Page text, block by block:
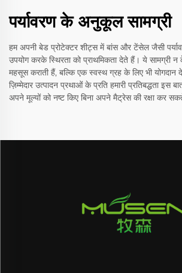
पर्यावरण के अनुकूल सामग्री
हम अपनी बेड प्रोटेक्टर शीट्स में बांस और टेंसेल जैसी
उपयोग करके स्थिरता को प्राथमिकता देते हैं। ये सामग्री
महसूस कराती हैं, बल्कि एक स्वस्थ ग्रह के लिए भी योगदान
ज़िम्मेदार उत्पादन प्रथाओं के प्रति हमारी प्रतिबद्धता इस
अपने मूल्यों को नष्ट किए बिना अपने मैट्रेस की रक्षा कर